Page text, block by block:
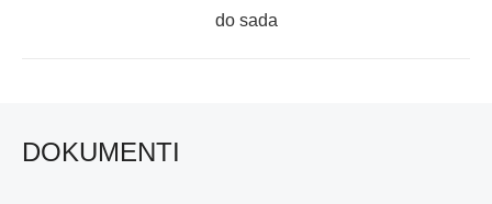
do sada
DOKUMENTI